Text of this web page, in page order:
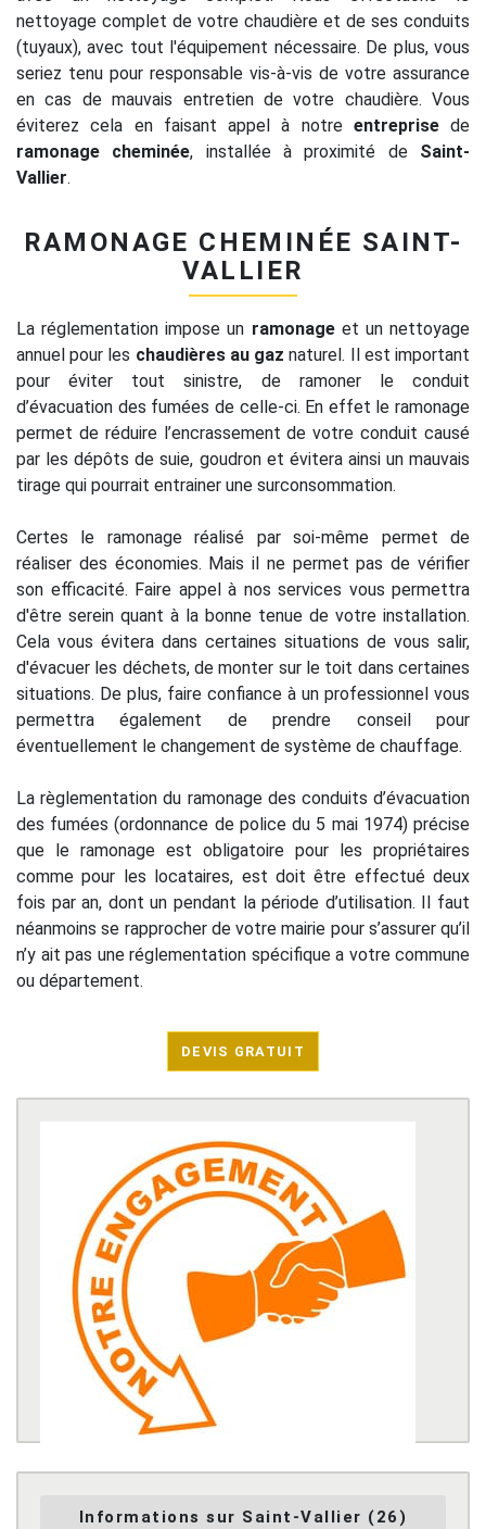
nettoyage complet de votre chaudière et de ses conduits
(tuyaux), avec tout l'équipement nécessaire. De plus, vous
seriez tenu pour responsable vis-à-vis de votre assurance
en cas de mauvais entretien de votre chaudière. Vous
éviterez cela en faisant appel à notre entreprisede
ramonage cheminée, installée à proximité de Saint-
Vallier.
RAMONAGE CHEMINÉE SAINT-
VALLIER
La réglementation impose un ramonageet un nettoyage
annuel pour les chaudières au gaz naturel. Il est important
pour éviter tout sinistre, de ramoner le conduit
d’évacuation des fumées de celle-ci. En effet le ramonage
permet de réduire l’encrassement de votre conduit causé
par les dépôts de suie, goudron et évitera ainsi un mauvais
tirage qui pourrait entrainer une surconsommation.
Certes le ramonage réalisé par soi-même permet de
réaliser des économies. Mais il ne permet pas de vérifier
son efficacité. Faire appel à nos services vous permettra
d'être serein quant à la bonne tenue de votre installation.
Cela vous évitera dans certaines situations de vous salir,
d'évacuer les déchets, de monter sur le toit dans certaines
situations. De plus, faire confiance à un professionnel vous
permettra également de prendre conseil pour
éventuellement le changement de système de chauffage.
La règlementation du ramonage des conduits d’évacuation
des fumées (ordonnance de police du 5 mai 1974) précise
que le ramonage est obligatoire pour les propriétaires
comme pour les locataires, est doit être effectué deux
fois par an, dont un pendant la période d’utilisation. Il faut
néanmoins se rapprocher de votre mairie pour s’assurer qu’il
n’y ait pas une réglementation spécifique a votre commune
ou département.
DEVIS GRATUIT
Informations sur Saint-Vallier (26)